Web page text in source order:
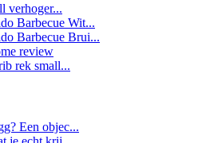
verhoger...
Barbecue Wit...
Barbecue Brui...
review
rek small...
Een objec...